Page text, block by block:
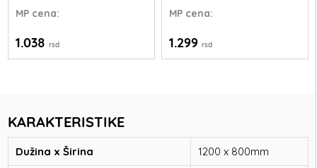
MP cena:
1.038rsd
MPcena:
1.299 rsd
KARAKTERISTIKE
Dužina x Širina 1200 x 800mm